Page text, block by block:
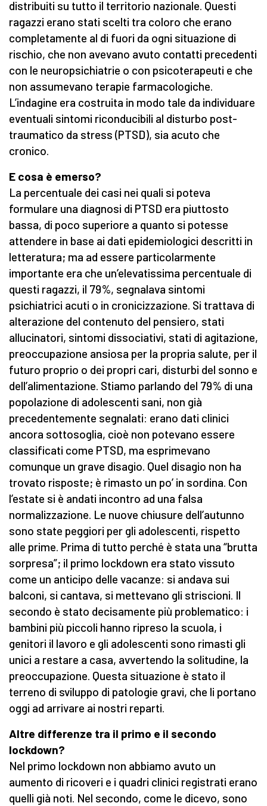
distribuiti su tutto il territorio nazionale. Questi
ragazzi erano stati scelti tra coloro che erano
completamente al di fuori da ogni situazione di
rischio, che non avevano avuto contatti precedenti
con le neuropsichiatrie o con psicoterapeuti e che
non assumevano terapie farmacologiche.
L’indagine era costruita in modo tale da individuare
eventuali sintomi riconducibili al disturbo post-
traumatico da stress (PTSD), sia acuto che
cronico.
E cosa è emerso?
La percentuale dei casi nei quali si poteva
formulare una diagnosi di PTSD era piuttosto
bassa, di poco superiore a quanto si potesse
attendere in base ai dati epidemiologici descritti in
letteratura; ma ad essere particolarmente
importante era che un’elevatissima percentuale di
questi ragazzi, il 79%, segnalava sintomi
psichiatrici acuti o in cronicizzazione. Si trattava di
alterazione del contenuto del pensiero, stati
allucinatori, sintomi dissociativi, stati di agitazione,
preoccupazione ansiosa per la propria salute, per il
futuro proprio o dei propri cari, disturbi del sonno e
dell’alimentazione. Stiamo parlando del 79% di una
popolazione di adolescenti sani, non già
precedentemente segnalati: erano dati clinici
ancora sottosoglia, cioè non potevano essere
classificati come PTSD, ma esprimevano
comunque un grave disagio. Quel disagio non ha
trovato risposte; è rimasto un po’ in sordina. Con
l’estate si è andati incontro ad una falsa
normalizzazione. Le nuove chiusure dell’autunno
sono state peggiori per gli adolescenti, rispetto
alle prime. Prima di tutto perché è stata una “brutta
sorpresa”; il primo lockdown era stato vissuto
come un anticipo delle vacanze: si andava sui
balconi, si cantava, si mettevano gli striscioni. Il
secondo è stato decisamente più problematico: i
bambini più piccoli hanno ripreso la scuola, i
genitori il lavoro e gli adolescenti sono rimasti gli
unici a restare a casa, avvertendo la solitudine, la
preoccupazione. Questa situazione è stato il
terreno di sviluppo di patologie gravi, che li portano
oggi ad arrivare ai nostri reparti.
Altre differenze tra il primo e il secondo
lockdown?
Nel primo lockdown non abbiamo avuto un
aumento di ricoveri e i quadri clinici registrati erano
quelli già noti. Nel secondo, come le dicevo, sono